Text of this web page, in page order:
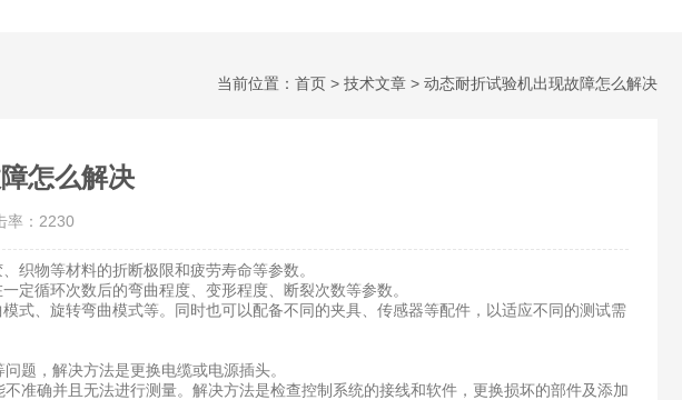
当前位置： 首页 > 技术文章 > 动态耐折试验机出现故障怎么解决
怎么解决
率：2230
物等材料的折断极限和疲劳寿命等参数。
循环次数后的弯曲程度、变形程度、断裂次数等参数。
、旋转弯曲模式等。同时也可以配备不同的夹具、传感器等配件，以适应不同的测试需
，解决方法是更换电缆或电源插头。
确并且无法进行测量。解决方法是检查控制系统的接线和软件，更换损坏的部件及添加